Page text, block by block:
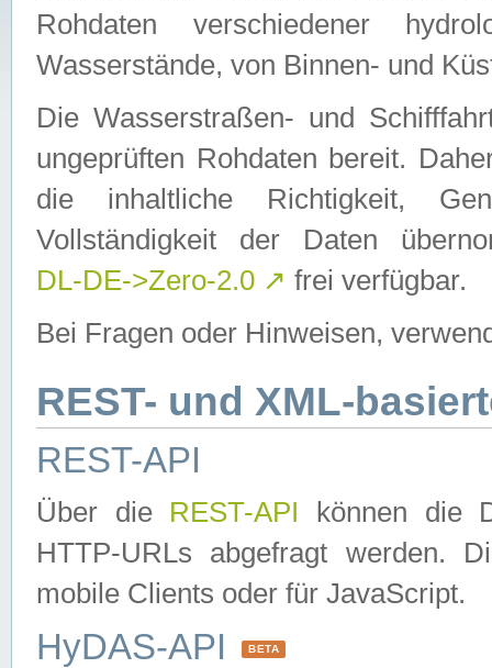
Rohdaten verschiedener
Wasserstände, von Binnen- und
Die Wasserstraßen- und
ungeprüften Rohdaten bereit.
die inhaltliche Richtigkeit,
Vollständigkeit der Daten
DL-DE->Zero-2.0 ↗ frei verfügbar.
Bei Fragen oder Hinweisen,
REST- und XML-
REST-API
Über die REST-API können die
HTTP-URLs abgefragt werden.
mobile Clients oder für JavaScript.
HyDAS-API BETA